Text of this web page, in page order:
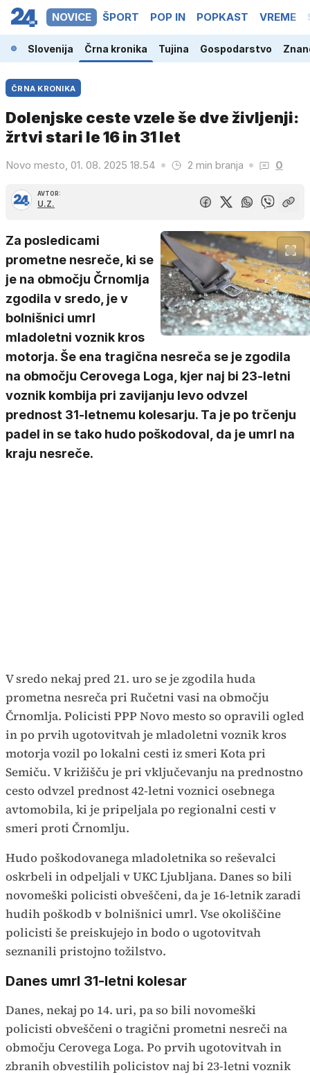
NOVICE ŠPORT POP IN POPKAST VREME
Slovenija Črna kronika Tujina Gospodarstvo
ČRNA KRONIKA
Dolenjske ceste vzele še dve življenji:
žrtvi stari le 16 in 31 let
Novo mesto, 01. 08. 2025 18.54 2 min branja 0
AVTOR:
U.Z.
Za posledicami
prometne nesreče, ki se
je na območju Črnomlja
zgodila v sredo, je v
bolnišnici umrl
mladoletni voznik kros
motorja. Še ena tragična nesreča se je zgodila
na območju Cerovega Loga, kjer naj bi 23-letni
voznik kombija pri zavijanju levo odvzel
prednost 31-letnemu kolesarju. Ta je po trčenju
padel in se tako hudo poškodoval, da je umrl na
kraju nesreče.
V sredo nekaj pred 21. uro se je zgodila huda
prometna nesreča pri Ručetni vasi na območju
Črnomlja. Policisti PPP Novo mesto so opravili ogled
in po prvih ugotovitvah je mladoletni voznik kros
motorja vozil po lokalni cesti iz smeri Kota pri
Semiču. V križišču je pri vključevanju na prednostno
cesto odvzel prednost 42-letni voznici osebnega
avtomobila, ki je pripeljala po regionalni cesti v
smeri proti Črnomlju.
Hudo poškodovanega mladoletnika so reševalci
oskrbeli in odpeljali v UKC Ljubljana. Danes so bili
novomeški policisti obveščeni, da je 16-letnik zaradi
hudih poškodb v bolnišnici umrl. Vse okoliščine
policisti še preiskujejo in bodo o ugotovitvah
seznanili pristojno tožilstvo.
Danes umrl 31-letni kolesar
Danes, nekaj po 14. uri, pa so bili novomeški
policisti obveščeni o tragični prometni nesreči na
območju Cerovega Loga. Po prvih ugotovitvah in
zbranih obvestilih policistov naj bi 23-letni voznik